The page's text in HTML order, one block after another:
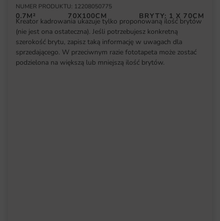
NUMER PRODUKTU: 12208050775
0.7M² 70X100CM BRYTY: 1 X 70CM
Kreator kadrowania ukazuje tylko proponowaną ilość brytów
(nie jest ona ostateczna). Jeśli potrzebujesz konkretną
szerokość brytu, zapisz taką informację w uwagach dla
sprzedającego. W przeciwnym razie fototapeta może zostać
podzielona na większą lub mniejszą ilość brytów.